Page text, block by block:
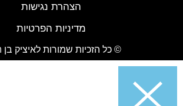
הצהרת נגישות
מדיניות הפרטיות
© כל הזכיות שמורות לאיציק בן